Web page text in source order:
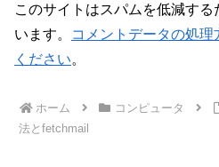
このサイトはスパムを低減す
います。
コメントデータの処
ください。
ホーム コンピュータ
法とfetchmail